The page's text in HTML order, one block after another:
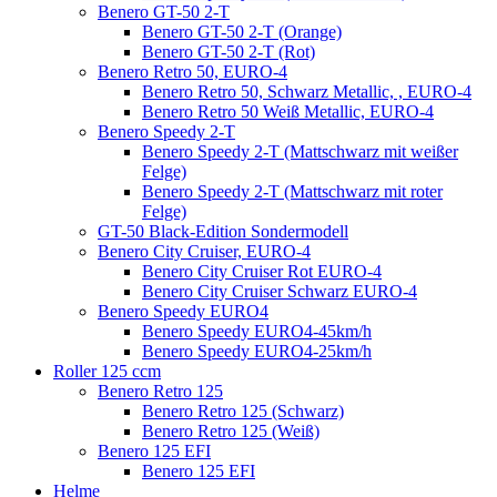
Benero GT-50 2-T
Benero GT-50 2-T (Orange)
Benero GT-50 2-T (Rot)
Benero Retro 50, EURO-4
Benero Retro 50, Schwarz Metallic, , EURO-4
Benero Retro 50 Weiß Metallic, EURO-4
Benero Speedy 2-T
Benero Speedy 2-T (Mattschwarz mit weißer
Felge)
Benero Speedy 2-T (Mattschwarz mit roter
Felge)
GT-50 Black-Edition Sondermodell
Benero City Cruiser, EURO-4
Benero City Cruiser Rot EURO-4
Benero City Cruiser Schwarz EURO-4
Benero Speedy EURO4
Benero Speedy EURO4-45km/h
Benero Speedy EURO4-25km/h
Roller 125 ccm
Benero Retro 125
Benero Retro 125 (Schwarz)
Benero Retro 125 (Weiß)
Benero 125 EFI
Benero 125 EFI
Helme